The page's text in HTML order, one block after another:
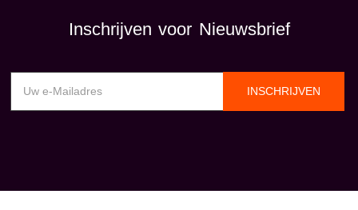
Inschrijven voor Nieuwsbrief
INSCHRIJVEN